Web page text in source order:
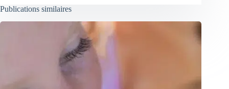
Publications similaires